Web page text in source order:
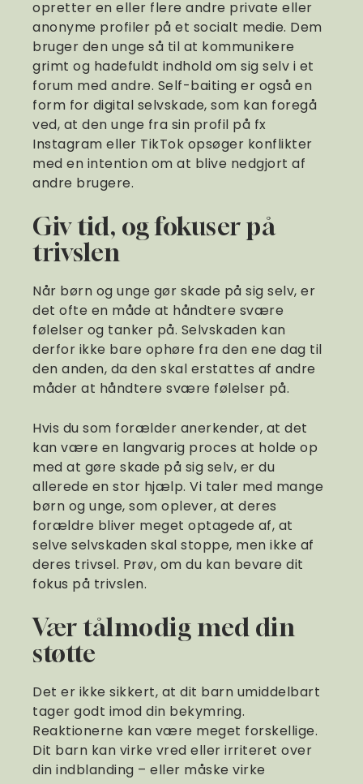
opretter en eller flere andre private eller
anonyme profiler på et socialt medie. Dem
bruger den unge så til at kommunikere
grimt og hadefuldt indhold om sig selv i et
forum med andre. Self-baiting er også en
form for digital selvskade, som kan foregå
ved, at den unge fra sin profil på fx
Instagram eller TikTok opsøger konflikter
med en intention om at blive nedgjort af
andre brugere.
Giv tid, og fokuser på
trivslen
Når børn og unge gør skade på sig selv, er
det ofte en måde at håndtere svære
følelser og tanker på. Selvskaden kan
derfor ikke bare ophøre fra den ene dag til
den anden, da den skal erstattes af andre
måder at håndtere svære følelser på.
Hvis du som forælder anerkender, at det
kan være en langvarig proces at holde op
med at gøre skade på sig selv, er du
allerede en stor hjælp. Vi taler med mange
børn og unge, som oplever, at deres
forældre bliver meget optagede af, at
selve selvskaden skal stoppe, men ikke af
deres trivsel. Prøv, om du kan bevare dit
fokus på trivslen.
Vær tålmodig med din
støtte
Det er ikke sikkert, at dit barn umiddelbart
tager godt imod din bekymring.
Reaktionerne kan være meget forskellige.
Dit barn kan virke vred eller irriteret over
din indblanding – eller måske virke